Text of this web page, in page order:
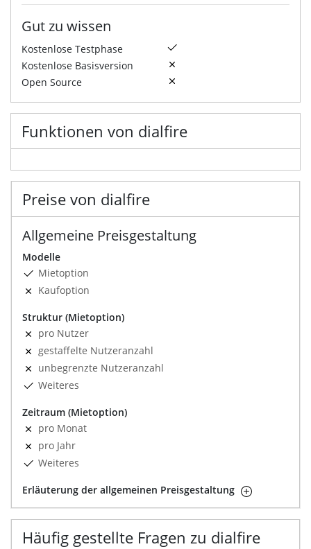
Gut zu wissen
Kostenlose Testphase
Kostenlose Basisversion
Open Source
Funktionen von dialfire
Preise von dialfire
Allgemeine Preisgestaltung
Modelle
Mietoption
Kaufoption
Struktur (Mietoption)
pro Nutzer
gestaffelte Nutzeranzahl
unbegrenzte Nutzeranzahl
Weiteres
Zeitraum (Mietoption)
pro Monat
pro Jahr
Weiteres
Erläuterung der allgemeinen Preisgestaltung
Häufig gestellte Fragen zu dialfire